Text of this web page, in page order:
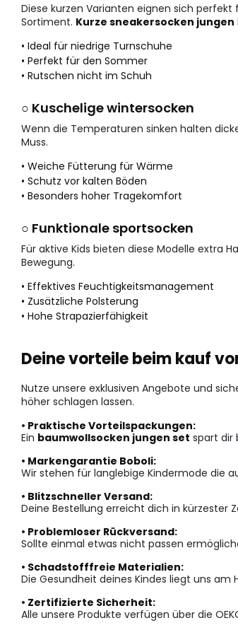
Diese kurzen Varianten eignen sich
Sortiment. Kurze sneakersocken jungen
• Ideal für niedrige Turnschuhe
• Perfekt für den Sommer
• Rutschen nicht im Schuh
○ Kuschelige wintersocken
Wenn die Temperaturen sinken halten
Muss.
• Weiche Fütterung für Wärme
• Schutz vor kalten Böden
• Besonders hoher Tragekomfort
○ Funktionale sportsocken
Für aktive Kids bieten diese Modelle extra
Bewegung.
• Effektives Feuchtigkeitsmanagement
• Zusätzliche Polsterung
• Hohe Strapazierfähigkeit
Deine vorteile beim kauf
Nutze unsere exklusiven Angebote und
höher schlagen lassen.
• Praktische Vorteilspackungen:
Ein baumwollsocken jungen set spart dir
• Markengarantie Boboli:
Wir stehen für langlebige Kindermode die
• Blitzschneller Versand:
Deine Bestellung erreicht dich in kürzester
• Problemloser Rückversand:
Sollte einmal etwas nicht passen
• Schadstofffreie Materialien:
Die Gesundheit deines Kindes liegt uns
• Zertifizierte Sicherheit:
Alle unsere Produkte verfügen über die